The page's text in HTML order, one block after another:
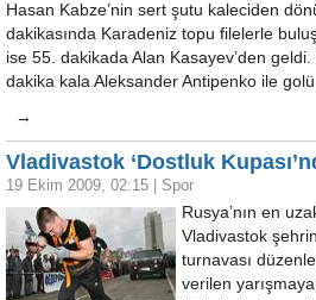
Hasan Kabze’nin sert şutu kaleciden
dakikasında Karadeniz topu filelerle
ise 55. dakikada Alan Kasayev’den
dakika kala Aleksander Antipenko ile
→
Vladivastok ‘Dostluk
19 Ekim 2009, 02:15 Spor
Rusya’nın en
Vladivastok
turnavası
verilen yarışmaya